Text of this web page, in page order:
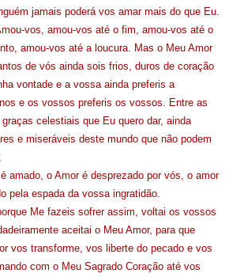
jamais poderá vos amar mais do que Eu.
vos, amou-vos até o fim, amou-vos até o
amou-vos até a loucura. Mas o Meu Amor
de vós ainda sois frios, duros de coração
vontade e a vossa ainda preferis a
e os vossos preferis os vossos. Entre as
celestiais que Eu quero dar, ainda
e miseráveis deste mundo que não podem
amado, o Amor é desprezado por vós, o amor
pela espada da vossa ingratidão.
Me fazeis sofrer assim, voltai os vossos
aceitai o Meu Amor, para que
vos transforme, vos liberte do pecado e vos
com o Meu Sagrado Coração até vos